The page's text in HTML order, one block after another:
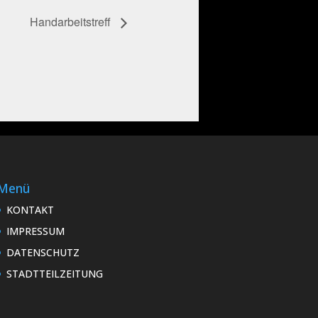
Handarbeitstreff
KONTAKT
IMPRESSUM
DATENSCHUTZ
STADTTEILZEITUNG